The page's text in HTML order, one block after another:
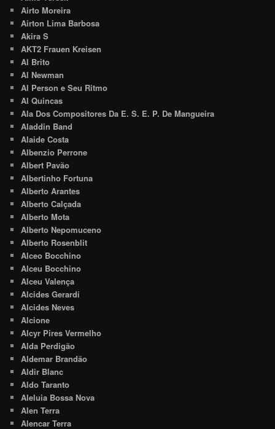
Airto Moreira
Airton Lima Barbosa
Akira S
AKT2 Frauen Kreisen
Al Brito
Al Newman
Al Person e Seu Ritmo
Al Quincas
Ala Dos Compositores Da E. S. E. P. De Mangueira
Aladdin Band
Alaide Costa
Albenzio Perrone
Albert Pavão
Albertinho Fortuna
Alberto Arantes
Alberto Calçada
Alberto Mota
Alberto Nepomuceno
Alberto Rosenblit
Alceo Bocchino
Alceu Bocchino
Alceu Valença
Alcides Gerardi
Alcides Neves
Alcione
Alcyr Pires Vermelho
Alda Perdigão
Aldemar Brandão
Aldir Blanc
Aldo Taranto
Aleluia Bossa Nova
Alen Terra
Alencar Terra